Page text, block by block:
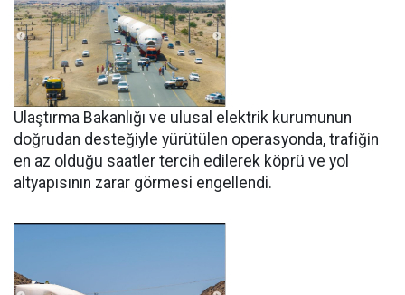
Ulaştırma Bakanlığı ve ulusal elektrik kurumunun
doğrudan desteğiyle yürütülen operasyonda, trafiğin
en az olduğu saatler tercih edilerek köprü ve yol
altyapısının zarar görmesi engellendi.